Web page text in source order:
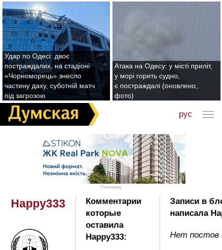
Удар по Одесі: двоє
постраждалих, на стадіоні
«Чорноморець» знесло
частину даху, суботній матч
під загрозою
Атака на Одесу: у місті приліт,
у морі горить судно,
є постраждалі (оновлено,
фото)
рус
Реклама
Happy333
Комментарии
которые
оставила
Happy333:
Записи в
написала
Нет постов